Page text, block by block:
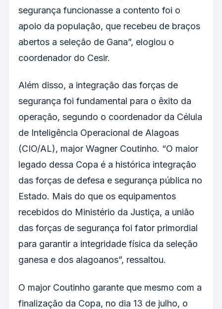
segurança funcionasse a contento foi o
apoio da população, que recebeu de braços
abertos a seleção de Gana”, elogiou o
coordenador do Cesir.
Além disso, a integração das forças de
segurança foi fundamental para o êxito da
operação, segundo o coordenador da Célula
de Inteligência Operacional de Alagoas
(CIO/AL), major Wagner Coutinho. “O maior
legado dessa Copa é a histórica integração
das forças de defesa e segurança pública no
Estado. Mais do que os equipamentos
recebidos do Ministério da Justiça, a união
das forças de segurança foi fator primordial
para garantir a integridade física da seleção
ganesa e dos alagoanos”, ressaltou.
O major Coutinho garante que mesmo com a
finalização da Copa, no dia 13 de julho, o